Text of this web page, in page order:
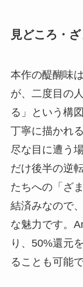
見どころ・
本作の醍醐味
が、二度目の
る」という構
丁寧に描かれ
尽な目に遭う
だけ後半の逆
たちへの「ざ
結済みなので
な魅力です。
り、50%還元
ることも可能で